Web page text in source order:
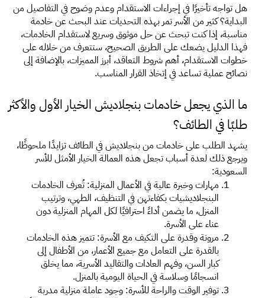
هل تواجه تأخيرًا في إجراءات الاستقدام وعدم وضوح في التفاصيل من
البداية؟ كثير من الأسر تمر بهذه التحديات عند البحث عن خادمة
فهذا الدليل يضعك على الطريق الصحيح، ستتعرف من خلاله على
خطوات الاستقدام، أهم شروط التعاقد، أبرز المميزات، بالإضافة إلى
نصائح عملية تساعد في إتخاذ القرار المناسب.
طلبًا في الطائف؟
السعودية:
مهارات وخبرة عالية في الأعمال المنزلية: تُعرف الخادمات
البنجلاديشيات بكفاءتهن في التنظيف، الطهي، وترتيب
المنزل، ما يضمن أداءً احترافيًا لكل المهام المنزلية دون
عناء على الأسرة.
مرونة وقدرة على التكيف مع الأسرة: تتميز هذه الخادمات
بالقدرة على التعامل مع جميع الأعمار، من الأطفال إلى
كبار السن، وفهم العادات والتقاليد الأسرية، مما يخلق
انسجامًا وسلاسة في الحياة اليومية بالمنزل.
توفير الوقت والراحة للأسرة: وجود عاملة منزلية مدربة